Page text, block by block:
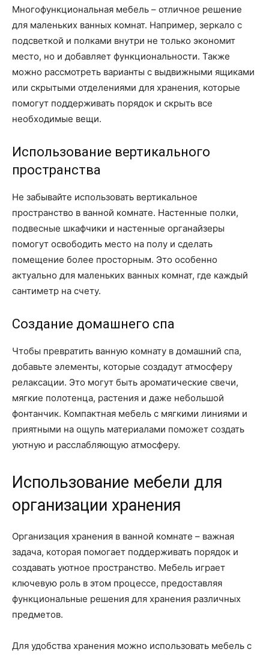
Многофункциональная мебель – отличное решение
для маленьких ванных комнат. Например, зеркало с
подсветкой и полками внутри не только экономит
место, но и добавляет функциональности. Также
можно рассмотреть варианты с выдвижными ящиками
или скрытыми отделениями для хранения, которые
помогут поддерживать порядок и скрыть все
необходимые вещи.
Использование вертикального
пространства
Не забывайте использовать вертикальное
пространство в ванной комнате. Настенные полки,
подвесные шкафчики и настенные органайзеры
помогут освободить место на полу и сделать
помещение более просторным. Это особенно
актуально для маленьких ванных комнат, где каждый
сантиметр на счету.
Создание домашнего спа
Чтобы превратить ванную комнату в домашний спа,
добавьте элементы, которые создадут атмосферу
релаксации. Это могут быть ароматические свечи,
мягкие полотенца, растения и даже небольшой
фонтанчик. Компактная мебель с мягкими линиями и
приятными на ощупь материалами поможет создать
уютную и расслабляющую атмосферу.
Использование мебели для
организации хранения
Организация хранения в ванной комнате – важная
задача, которая помогает поддерживать порядок и
создавать уютное пространство. Мебель играет
ключевую роль в этом процессе, предоставляя
функциональные решения для хранения различных
предметов.
Для удобства хранения можно использовать мебель с